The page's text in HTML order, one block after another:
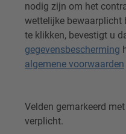
nodig zijn om het
wettelijke bewaarplicht bestaat. Door
te klikken, bevestigt u
gegevensbescherming
algemene voorwaarden
Velden gemarkeerd
verplicht.